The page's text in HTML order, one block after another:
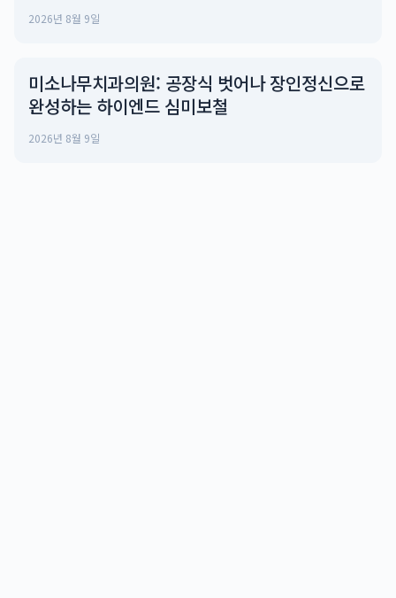
2026년 8월 9일
미소나무치과의원: 공장식 벗어나 장인정신으로
완성하는 하이엔드 심미보철
2026년 8월 9일